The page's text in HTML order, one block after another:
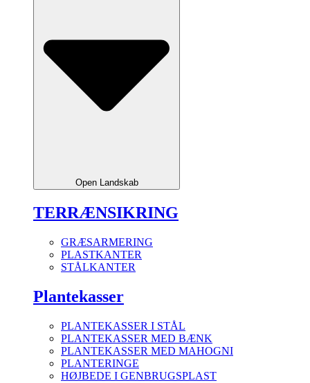
Open Landskab
TERRÆNSIKRING
GRÆSARMERING
PLASTKANTER
STÅLKANTER
Plantekasser
PLANTEKASSER I STÅL
PLANTEKASSER MED BÆNK
PLANTEKASSER MED MAHOGNI
PLANTERINGE
HØJBEDE I GENBRUGSPLAST